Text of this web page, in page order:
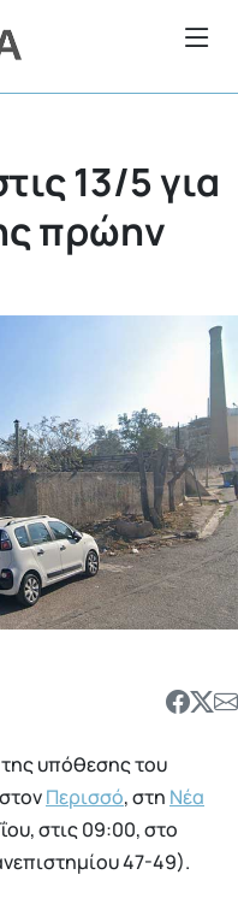
13/5 για
πρώην
της υπόθεσης του
στονΠερισσό, στη Νέα
στις 09:00, στο
47-49).